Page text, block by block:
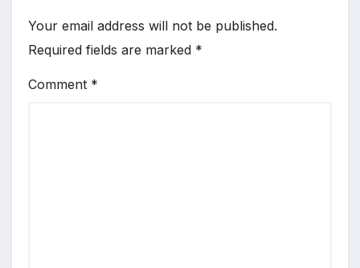
Your email address will not be published.
Required fields are marked *
Comment *